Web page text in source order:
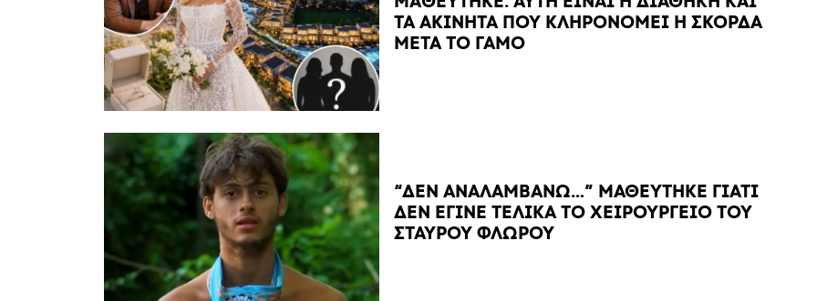
ΤΑ ΑΚΙΝΗΤΑ ΠΟΥ ΚΛΗΡΟΝΟΜΕΙ Η ΣΚΟΡΔΑ
ΜΕΤΑ ΤΟ ΓΑΜΟ
“ΔΕΝ ΑΝΑΛΑΜΒΑΝΩ…” ΜΑΘΕΥΤΗΚΕ ΓΙΑΤΙ
ΔΕΝ ΕΓΙΝΕ ΤΕΛΙΚΑ ΤΟ ΧΕΙΡΟΥΡΓΕΙΟ ΤΟΥ
ΣΤΑΥΡΟΥ ΦΛΩΡΟΥ